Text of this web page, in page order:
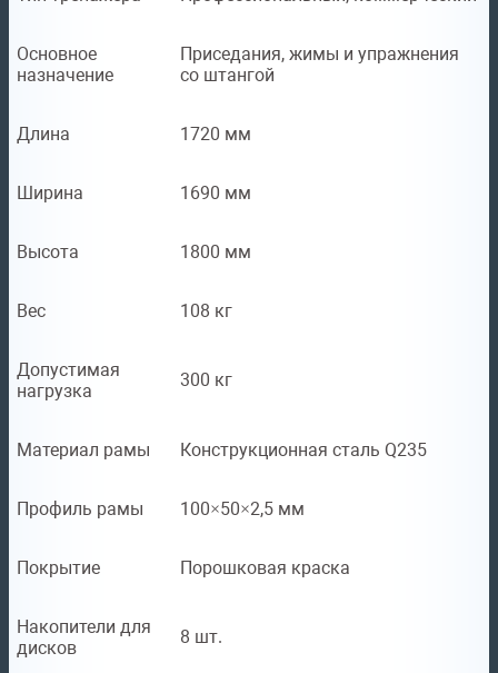
Основное
назначение
Приседания, жимы и упражнения
со штангой
Длина 1720 мм
Ширина 1690 мм
Высота 1800 мм
Вес 108 кг
Допустимая
нагрузка
300 кг
Материал рамы Конструкционная сталь Q235
Профиль рамы 100×50×2,5 мм
Покрытие Порошковая краска
Накопители для
дисков
8 шт.